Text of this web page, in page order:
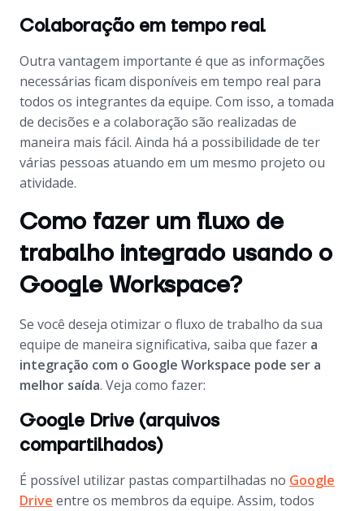
Colaboração em tempo real
Outra vantagem importante é que as informações
necessárias ficam disponíveis em tempo real para
todos os integrantes da equipe. Com isso, a tomada
de decisões e a colaboração são realizadas de
maneira mais fácil. Ainda há a possibilidade de ter
várias pessoas atuando em um mesmo projeto ou
atividade.
Como fazer um fluxo de
trabalho integrado usando o
Google Workspace?
Se você deseja otimizar o fluxo de trabalho da sua
equipe de maneira significativa, saiba que fazer a
integração com o Google Workspace pode ser a
melhor saída. Veja como fazer:
Google Drive (arquivos
compartilhados)
É possível utilizar pastas compartilhadas no Google
Drive entre os membros da equipe. Assim, todos